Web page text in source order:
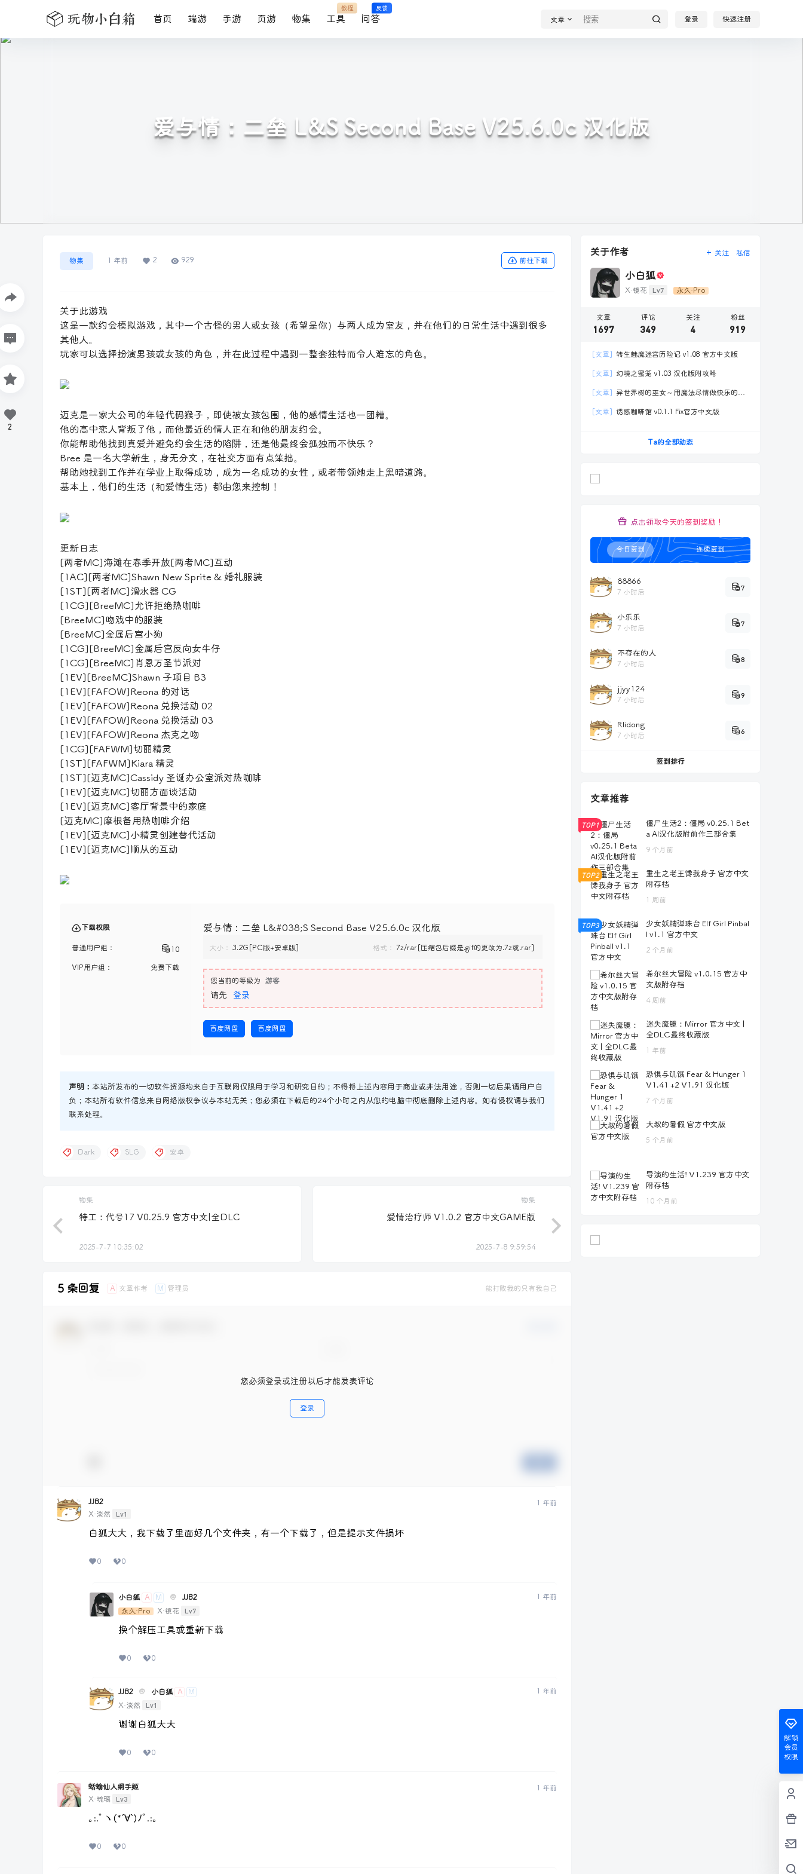
首页 端游 手游 页游 物集 工具
教程
问答
反馈
文章 登录 快速注册
爱与情：二垒 L&S Second Base V25.6.0c 汉化版
物集 1 年前 2 929 前往下载
关于此游戏
这是一款约会模拟游戏，其中一个古怪的男人或女孩（希望是你）与两人成为室友，并在他们的日常生活中遇到很多
其他人。
玩家可以选择扮演男孩或女孩的角色，并在此过程中遇到一整套独特而令人难忘的角色。
迈克是一家大公司的年轻代码猴子，即使被女孩包围，他的感情生活也一团糟。
他的高中恋人背叛了他，而他最近的情人正在和他的朋友约会。
你能帮助他找到真爱并避免约会生活的陷阱，还是他最终会孤独而不快乐？
Bree 是一名大学新生，身无分文，在社交方面有点笨拙。
帮助她找到工作并在学业上取得成功，成为一名成功的女性，或者带领她走上黑暗道路。
基本上，他们的生活（和爱情生活）都由您来控制！
更新日志
[两者MC]海滩在春季开放[两者MC]互动
[1AC][两者MC]Shawn New Sprite & 婚礼服装
[1ST][两者MC]滑水器 CG
[1CG][BreeMC]允许拒绝热咖啡
[BreeMC]吻戏中的服装
[BreeMC]金属后宫小狗
[1CG][BreeMC]金属后宫反向女牛仔
[1CG][BreeMC]肖恩万圣节派对
[1EV][BreeMC]Shawn 子项目 B3
[1EV][FAFOW]Reona 的对话
[1EV][FAFOW]Reona 兑换活动 02
[1EV][FAFOW]Reona 兑换活动 03
[1EV][FAFOW]Reona 杰克之吻
[1CG][FAFWM]切丽精灵
[1ST][FAFWM]Kiara 精灵
[1ST][迈克MC]Cassidy 圣诞办公室派对热咖啡
[1EV][迈克MC]切丽方面谈活动
[1EV][迈克MC]客厅背景中的家庭
[迈克MC]摩根备用热咖啡介绍
[1EV][迈克MC]小精灵创建替代活动
[1EV][迈克MC]顺从的互动
下载权限
普通用户组： 10
VIP用户组： 免费下载
爱与情：二垒 L&#038;S Second Base V25.6.0c 汉化版
大小： 3.2G[PC版+安卓版] 格式： 7z/rar[压缩包后缀是.gif的更改为.7z或.rar]
您当前的等级为 游客
请先 登录
百度网盘 百度网盘
声明： 本站所发布的一切软件资源均来自于互联网仅限用于学习和研究目的；不得将上述内容用于商业或非法用途，否则一切后果请用户自
负；本站所有软件信息来自网络版权争议与本站无关；您必须在下载后的24个小时之内从您的电脑中彻底删除上述内容。如有侵权请与我们
联系处理。
2
Dark SLG 安卓
物集
特工：代号17 V0.25.9 官方中文|全DLC
2025-7-7 10:35:02
物集
爱情治疗师 V1.0.2 官方中文GAME版
2025-7-8 9:59:54
5 条回复 A 文章作者 M 管理员 能打败我的只有我自己
您必须登录或注册以后才能发表评论
登录
JJB2
X·淡然
Lv1
1 年前
白狐大大，我下载了里面好几个文件夹，有一个下载了，但是提示文件损坏
0 0
小白狐 A M @
JJB2
永久·Pro
X·镜花 Lv7
1 年前
换个解压工具或重新下载
0 0
JJB2 @ 小白狐 A
M
X·淡然
Lv1
1 年前
谢谢白狐大大
0 0
蛞蝓仙人纲手姬
X·琉璃
Lv3
1 年前
｡:.ﾟヽ(*´∀`)ﾉﾟ.:｡
0 0
关于作者 关注 私信
小白狐
X·镜花 Lv7 永久·Pro
文章
1697
评论
349
关注
4
粉丝
919
[文章] 转生魅魔迷宫历险记 v1.08 官方中文版
[文章] 幻境之蜜笼 v1.03 汉化版附攻略
[文章]
异世界树的巫女～用魔法尽情做快乐的事
[文章]
诱惑咖啡馆 v0.1.1 Fix官方中文版
Ta的全部动态
点击领取今天的签到奖励！
今日签到 连续签到
88866
7 小时后
7
小乐乐
7 小时后
7
不存在的人
7 小时后
8
jjyy124
7 小时后
9
Rlidong
7 小时后
6
签到排行
文章推荐
TOP1
僵尸生活2：僵局 v0.25.1 Bet
a AI汉化版附前作三部合集
9 个月前
TOP2
重生之老王馋我身子 官方中文
附存档
1 周前
TOP3
少女妖精弹珠台 Elf Girl Pinbal
l v1.1 官方中文
2 个月前
希尔丝大冒险 v1.0.15 官方中
文版附存档
4 周前
迷失魔镜：Mirror 官方中文 |
全DLC最终收藏版
1 年前
恐惧与饥饿 Fear & Hunger 1
V1.41 +2 V1.91 汉化版
7 个月前
大叔的暑假 官方中文版
5 个月前
导演的生活! V1.239 官方中文
附存档
10 个月前
解锁
会员
权限